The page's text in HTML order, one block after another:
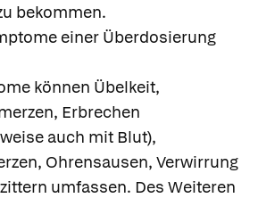
bekommen.
einer Überdosierung
können Übelkeit,
Erbrechen
auch mit Blut),
Ohrensausen, Verwirrung
umfassen. Des Weiteren